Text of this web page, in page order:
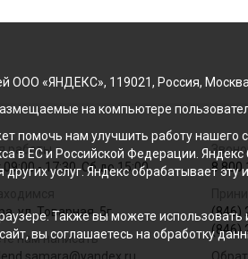
работы
- 17:30, Сб до 15:00
ул. Товарная, 5г
нам написать
8 800
(846)
(846)
ООО «ЯНДЕКС», 119021, Россия,
на компьютере
нам улучшить работу нашего
в ЕС и Российской Федерации.
услуг. Яндекс обрабатывает
Также вы можете
вы соглашаетесь на обработку